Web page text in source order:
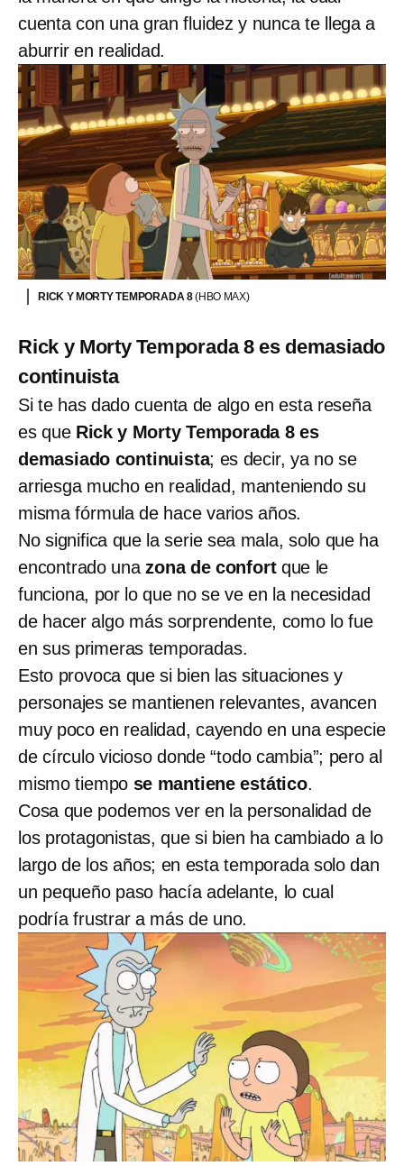
cuenta con una gran fluidez y nunca te llega a
aburrir en realidad.
RICK Y MORTY TEMPORADA 8(HBO MAX)
Rick y Morty Temporada 8 es demasiado
continuista
Si te has dado cuenta de algo en esta reseña
es que Rick y Morty Temporada 8 es
demasiado continuista; es decir, ya no se
arriesga mucho en realidad, manteniendo su
misma fórmula de hace varios años.
No significa que la serie sea mala, solo que ha
encontrado unazona de confortque le
funciona, por lo que no se ve en la necesidad
de hacer algo más sorprendente, como lo fue
en sus primeras temporadas.
Esto provoca que si bien las situaciones y
personajes se mantienen relevantes, avancen
muy poco en realidad, cayendo en una especie
de círculo vicioso donde “todo cambia”; pero al
mismo tiempo se mantiene estático.
Cosa que podemos ver en la personalidad de
los protagonistas, que si bien ha cambiado a lo
largo de los años; en esta temporada solo dan
un pequeño paso hacía adelante, lo cual
podría frustrar a más de uno.